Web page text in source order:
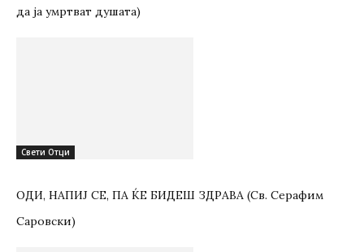
да ја умртват душата)
Свети Отци
ОДИ, НАПИЈ СЕ, ПА ЌЕ БИДЕШ ЗДРАВА (Св. Серафим
Саровски)